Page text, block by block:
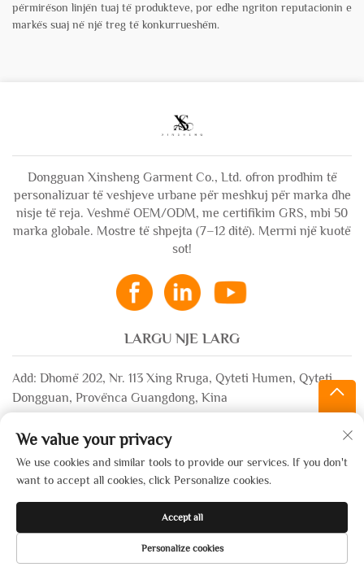
përmirëson linjën tuaj të produkteve, por edhe ngriton reputacionin e
markës suaj në një treg të konkurrueshëm.
Dongguan Xinsheng Garment Co., Ltd. ofron prodhim të
personalizuar të veshjeve urbane për meshkuj për marka dhe
nisje të reja. Veshmë OEM/ODM, me certifikim GRS, mbi 50
marka globale. Mostre të shpejta (7–12 ditë). Merrni një kuotë
sot!
LARGU NJE LARG
Add: Dhomë 202, Nr. 113 Xing Rruga, Qyteti Humen, Qyteti
Dongguan, Provënca Guangdong, Kina
+86-13532483058
Politika e privatësisë
We value your privacy
We use cookies and similar tools to provide our services. If you don't
want to accept all cookies, click Personalize cookies.
Personalize cookies
Accept all